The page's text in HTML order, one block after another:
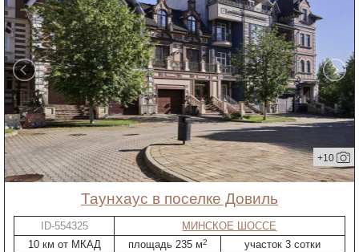
+10
таунхаус в поселке Довиль
ID-554325
МИНСКОЕ ШОССЕ
10 км от МКАД
площадь 235 м2
участок 3 сотки